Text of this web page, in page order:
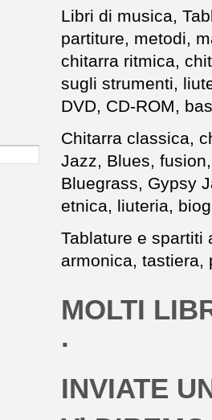
Libri di musica,
partiture, metodi,
chitarra ritmica,
sugli strumenti,
DVD, CD-ROM,
Chitarra classica,
Jazz, Blues,
Bluegrass, Gypsy
etnica, liuteria,
Tablature e spartiti
armonica, tastiera,
MOLTI
.
INVIATE